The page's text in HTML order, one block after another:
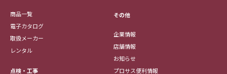
商品一覧
電子カタログ
取扱メーカー
レンタル
点検・工事
その他
企業情報
店舗情報
お知らせ
プロサス便利情報